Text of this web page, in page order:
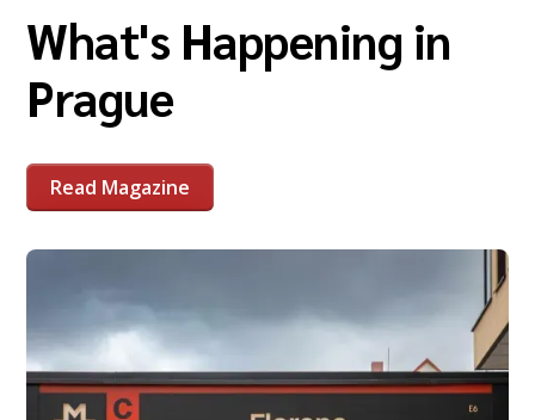
What's Happening in
Prague
Read Magazine